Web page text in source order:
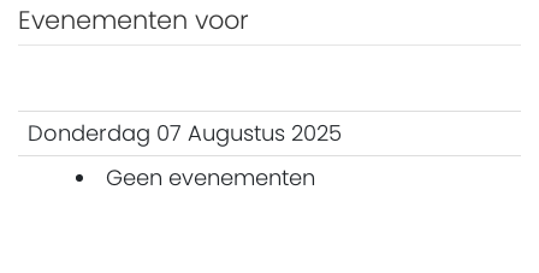
Evenementen voor
Donderdag 07 Augustus 2025
Geen evenementen